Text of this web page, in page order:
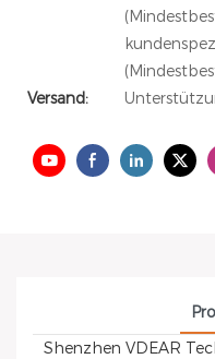
Versand:
Shenzhen VDEAR